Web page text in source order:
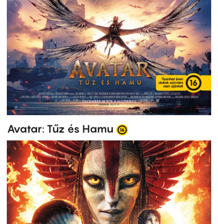
Avatar: Tűz és Hamu